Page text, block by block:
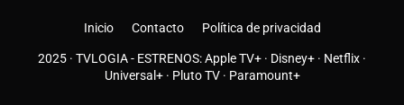
2025 · TVLOGIA- ESTRENOS:Apple TV+ · Disney+ · Netflix ·
Universal+· Pluto TV· Paramount+
Inicio Contacto Política de privacidad